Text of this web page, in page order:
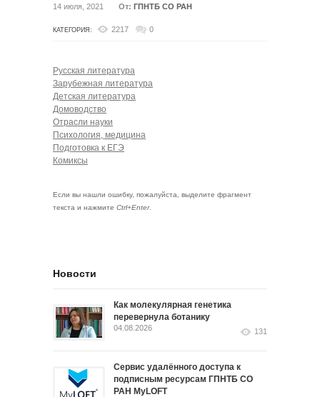
14 июля, 2021 От: ГПНТБ СО РАН
КАТЕГОРИЯ: 2217 0
Русская литература
Зарубежная литература
Детская литература
Домоводство
Отрасли науки
Психология, медицина
Подготовка к ЕГЭ
Комиксы
Если вы нашли ошибку, пожалуйста, выделите фрагмент
текста и нажмите Ctrl+Enter.
Новости
Как молекулярная генетика
перевернула ботанику
04.08.2026 131
Сервис удалённого доступа к
подписным ресурсам ГПНТБ СО
РАН MyLOFT